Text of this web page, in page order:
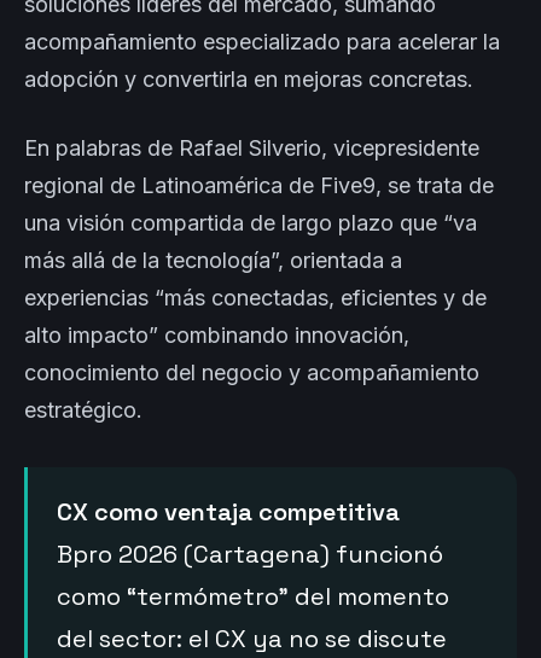
acompañamiento especializado para acelerar la
adopción y convertirla en mejoras concretas.
En palabras de Rafael Silverio, vicepresidente
regional de Latinoamérica de Five9, se trata de
una visión compartida de largo plazo que “va
más allá de la tecnología”, orientada a
experiencias “más conectadas, eficientes y de
alto impacto” combinando innovación,
conocimiento del negocio y acompañamiento
estratégico.
CX como ventaja competitiva
Bpro 2026 (Cartagena) funcionó
como “termómetro” del momento
del sector: el CX ya no se discute